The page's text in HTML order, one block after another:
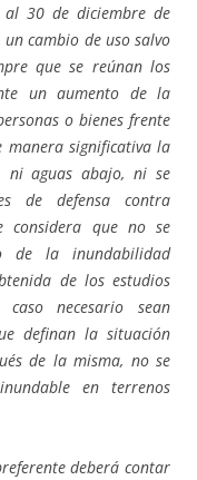
al 30 de diciembre de
cambio de uso salvo
que se reúnan los
un aumento de la
o bienes frente
manera significativa la
ni aguas abajo, ni se
de defensa contra
considera que no se
de la inundabilidad
de los estudios
necesario sean
definan la situación
de la misma, no se
en terrenos
deberá contar